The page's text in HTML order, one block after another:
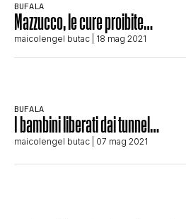
BUFALA
Mazzucco, le cure proibite…
maicolengel butac | 18 mag 2021
BUFALA
I bambini liberati dai tunnel…
maicolengel butac | 07 mag 2021